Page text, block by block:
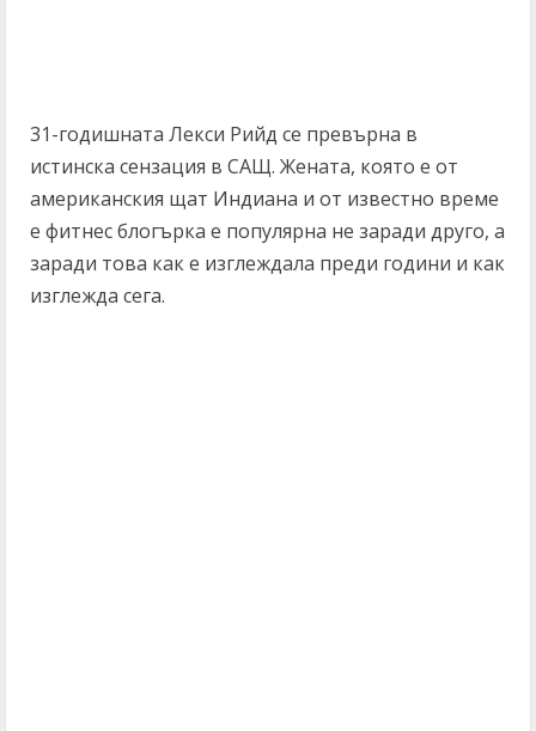
31-годишната Лекси Рийд се превърна в
истинска сензация в САЩ. Жената, която е от
американския щат Индиана и от известно време
е фитнес блогърка е популярна не заради друго, а
заради това как е изглеждала преди години и как
изглежда сега.